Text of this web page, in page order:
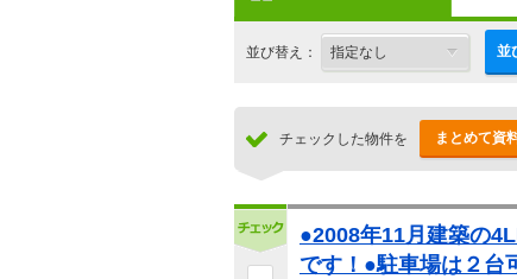
並び替え： 並
チェックした物件を まとめて資
●2008年11月建築の
です！●駐車場は２台